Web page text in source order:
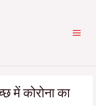
में कोरोना का